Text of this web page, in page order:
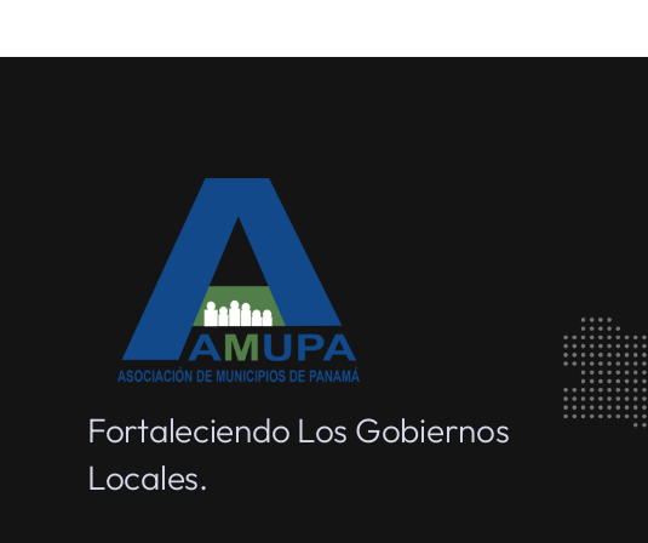
Fortaleciendo Los Gobiernos
Locales.